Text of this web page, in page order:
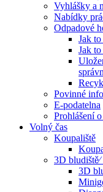
Vyhlášky a
Nabídky
Odpadové
Jak
Jak
Povinné
E-podatelna
Prohlášení
Volný čas
Koupaliště
3D
3D